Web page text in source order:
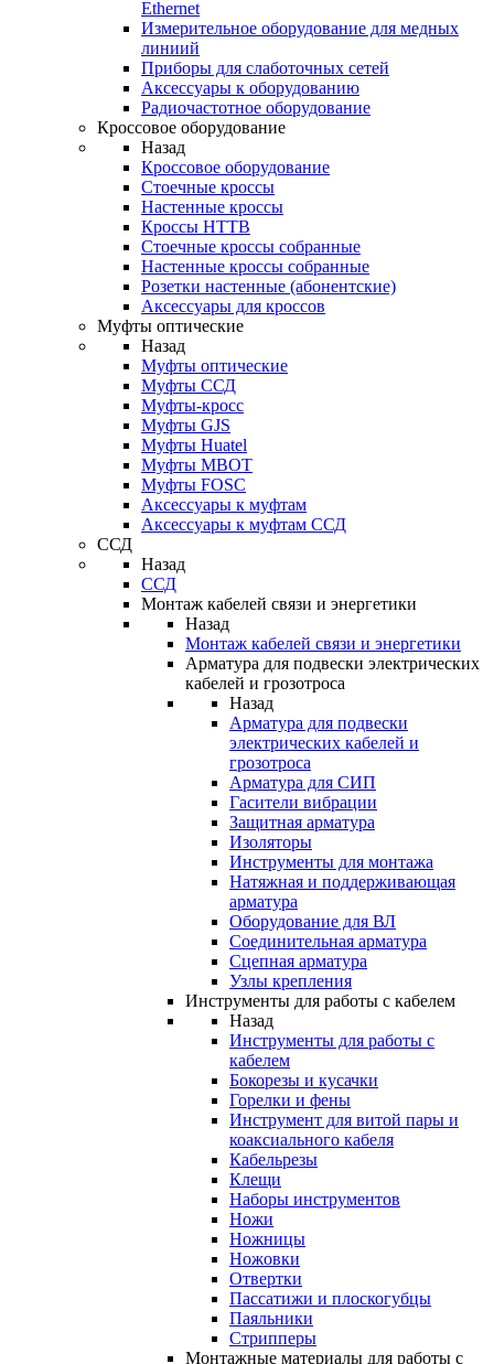
Ethernet
Измерительное оборудование для медных
линиий
Приборы для слаботочных сетей
Аксессуары к оборудованию
Радиочастотное оборудование
Кроссовое оборудование
Назад
Кроссовое оборудование
Стоечные кроссы
Настенные кроссы
Кроссы HTTB
Стоечные кроссы собранные
Настенные кроссы собранные
Розетки настенные (абонентские)
Аксессуары для кроссов
Муфты оптические
Назад
Муфты оптические
Муфты ССД
Муфты-кросс
Муфты GJS
Муфты Huatel
Муфты МВОТ
Муфты FOSC
Аксессуары к муфтам
Аксессуары к муфтам ССД
ССД
Назад
ССД
Монтаж кабелей связи и энергетики
Назад
Монтаж кабелей связи и энергетики
Арматура для подвески электрических
кабелей и грозотроса
Назад
Арматура для подвески
электрических кабелей и
грозотроса
Арматура для СИП
Гасители вибрации
Защитная арматура
Изоляторы
Инструменты для монтажа
Натяжная и поддерживающая
арматура
Оборудование для ВЛ
Соединительная арматура
Сцепная арматура
Узлы крепления
Инструменты для работы с кабелем
Назад
Инструменты для работы с
кабелем
Бокорезы и кусачки
Горелки и фены
Инструмент для витой пары и
коаксиального кабеля
Кабельрезы
Клещи
Наборы инструментов
Ножи
Ножницы
Ножовки
Отвертки
Пассатижи и плоскогубцы
Паяльники
Стрипперы
Монтажные материалы для работы с